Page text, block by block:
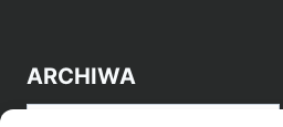
ARCHIWA
Archiwa